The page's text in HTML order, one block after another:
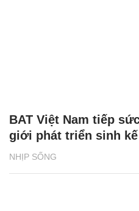
NHỊP SỐNG
BAT Việt Nam tiếp
giới phát triển sinh kế